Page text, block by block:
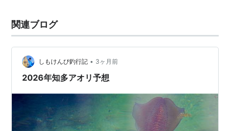
関連ブログ
しもけんぴ釣行記 • 3ヶ月前
2026年知多アオリ予想